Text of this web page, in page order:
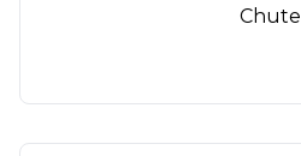
Chute